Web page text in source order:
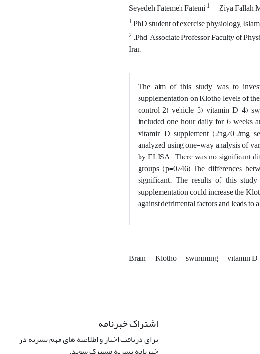
Seyedeh Fatemeh Fatemi1 Ziya Fallah
1PhD student of exercise physiology,
2.Phd, Associate Professor Faculty of
Iran
The aim of this study was to
supplementation on Klotho levels of
control 2) vehicle 3) vitamin D, 4)
included one hour daily for 6 weeks
vitamin D supplement (2ng/0.2mg
analyzed using one-way analysis of
by ELISA. There was no significant
groups (p=0/46).The differences
significant. The results of this
supplementation could increase the
against detrimental factors and leads
Brain Klotho swimming
vitamin D
اشتراک خبرنامه
برای دریافت اخبار و اطلاعیه های مهم نشریه در
خبرنامه نشریه مشترک شوید.